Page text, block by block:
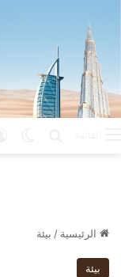
الرئيسية / بيئة
بيئة